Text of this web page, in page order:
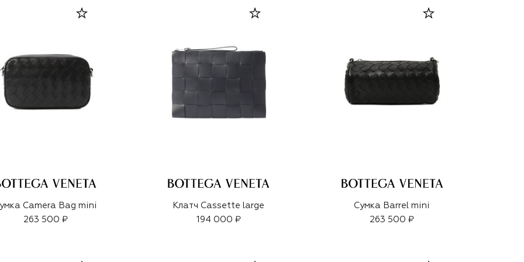
Camera Bag mini
263 500 ₽
Клатч Cassette large
194 000 ₽
Сумка Barrel mini
263 500 ₽